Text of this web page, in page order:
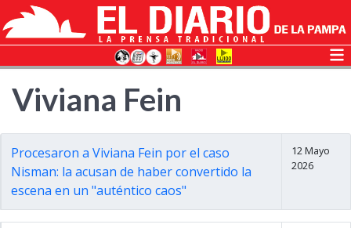
Viviana Fein
Procesaron a Viviana Fein por el caso
Nisman: la acusan de haber convertido la
escena en un "auténtico caos"
12 Mayo
2026